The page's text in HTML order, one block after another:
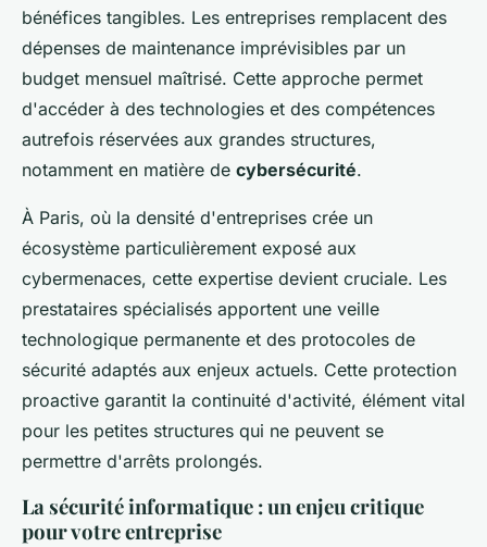
bénéfices tangibles. Les entreprises remplacent des
dépenses de maintenance imprévisibles par un
budget mensuel maîtrisé. Cette approche permet
d'accéder à des technologies et des compétences
autrefois réservées aux grandes structures,
notamment en matière de cybersécurité.
À Paris, où la densité d'entreprises crée un
écosystème particulièrement exposé aux
cybermenaces, cette expertise devient cruciale. Les
prestataires spécialisés apportent une veille
technologique permanente et des protocoles de
sécurité adaptés aux enjeux actuels. Cette protection
proactive garantit la continuité d'activité, élément vital
pour les petites structures qui ne peuvent se
permettre d'arrêts prolongés.
La sécurité informatique : un enjeu critique
pour votre entreprise